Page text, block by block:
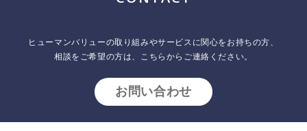
ヒューマンバリューの取り組みやサービスに関心をお持ちの方、
相談をご希望の方は、こちらからご連絡ください。
お問い合わせ